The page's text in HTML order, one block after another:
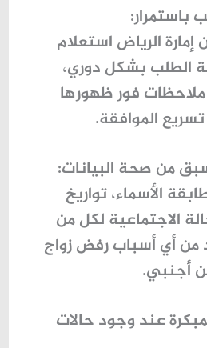
باستمرار:
إمارة الرياض استعلام
الطلب بشكل دوري،
فور ظهورها
الموافقة.
من صحة البيانات:
الأسماء، تواريخ
الاجتماعية لكل من
من أيأسباب رفض زواج
أجنبي.
عند وجود حالات